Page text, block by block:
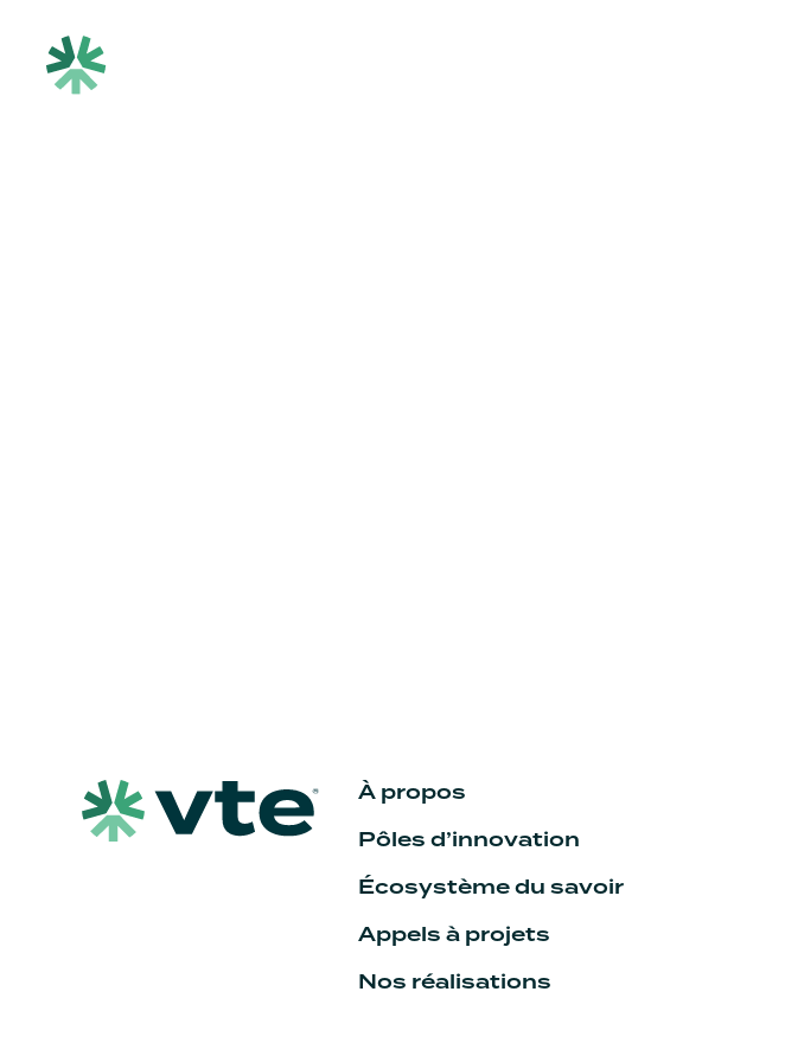
À propos
Pôles d’innovation
Écosystème du savoir
Appels à projets
Nos réalisations